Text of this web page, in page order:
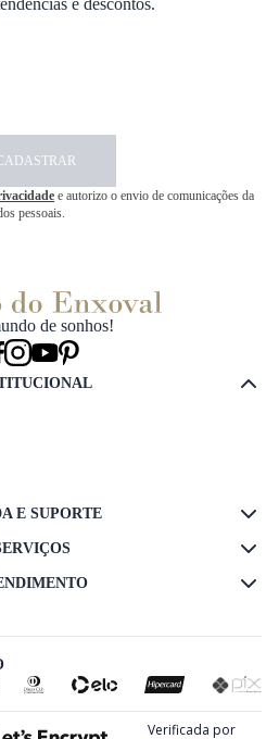
e descontos.
e autorizo o envio de comunicações da
pessoais.
de sonhos!
E SUPORTE